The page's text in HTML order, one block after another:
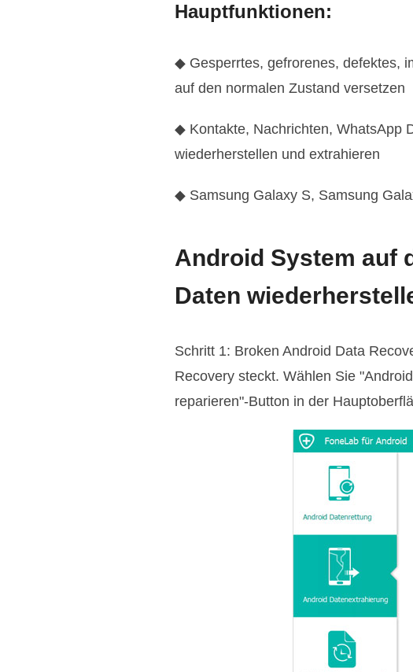
Hauptfunktionen:
◆ Gesperrtes, gefrorenes, defektes,
auf den normalen Zustand versetzen
◆ Kontakte, Nachrichten, WhatsApp
wiederherstellen und extrahieren
◆ Samsung Galaxy S, Samsung
Android System auf
Daten
Schritt 1: Broken Android Data
Recovery steckt. Wählen Sie
reparieren"-Button in der